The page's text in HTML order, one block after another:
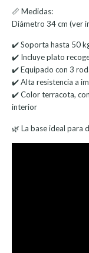
📏 Medidas:
Diámetro 34 cm (ver
✔️ Soporta hasta 50
✔️ Incluye plato
✔️ Equipado con 3
✔️ Alta resistencia a
✔️ Color terracota,
interior
🌿 La base ideal para